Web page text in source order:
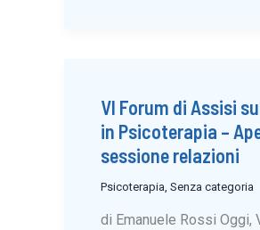
VI Forum di Assisi
in Psicoterapia –
sessione relazioni
Psicoterapia Senza categoria
di Emanuele Rossi Oggi,